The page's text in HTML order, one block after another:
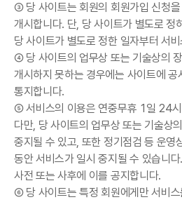
③ 당 사이트는 회원의 회원가입 신청
개시합니다. 단, 당 사이트가 별도로 정
당 사이트가 별도로 정한 일자부터 서
④ 당 사이트의 업무상 또는 기술상의
개시하지 못하는 경우에는 사이트에 공
통지합니다.
⑤ 서비스의 이용은 연중무휴 1일 24
다만, 당 사이트의 업무상 또는 기술상
중지될 수 있고, 또한 정기점검 등 운영
동안 서비스가 일시 중지될 수 있습니
사전 또는 사후에 이를 공지합니다.
⑥ 당 사이트는 특정 회원에게만 서비